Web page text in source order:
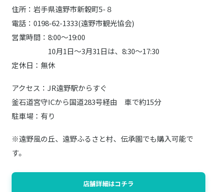
住所：岩手県遠野市新穀町5-８
電話：0198-62-1333(遠野市観光協会)
営業時間：8:00～19:00
10月1日～3月31日は、8:30～17:30
定休日：無休
アクセス：JR遠野駅からすぐ
釜石道宮守ICから国道283号経由 車で約15分
駐車場：有り
※遠野風の丘、遠野ふるさと村、伝承園でも購入可能で
す。
店舗詳細はコチラ